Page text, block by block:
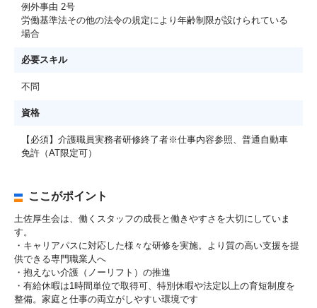
例外事由 2号
労働基準法その他の法令の規定により年齢制限が設けられている
場合
必要スキル
不問
資格
【必須】介護職員実務者研修終了者※仕事内容参照、普通自動車
免許（AT限定可）
ここがポイント
土佐厚生会は、働くスタッフの成長と働きやすさを大切にしていま
す。
・キャリアパスに対応した様々な研修を実施。より質の高い支援を提
供できる専門職業人へ
・抱えない介護（ノーリフト）の推進
・有給休暇は1時間単位で取得可、特別休暇や法定以上の育短制度を
整備。家庭と仕事の両立がしやすい環境です